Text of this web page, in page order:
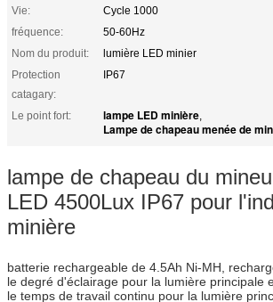
Vie:
Cycle 1000
fréquence:
50-60Hz
Nom du produit:
lumière LED minier
Protection
catagary:
IP67
Le point fort: lampe LED minière,
Lampe de chapeau menée de
lampe de chapeau du
LED 4500Lux IP67 pour
minière
batterie rechargeable de 4.5Ah Ni-MH,
le degré d'éclairage pour la lumière principale
le temps de travail continu pour la lumière